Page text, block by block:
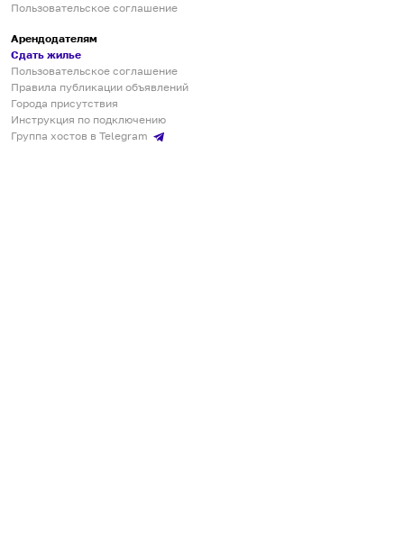
Пользовательское соглашение
Арендодателям
Сдать жилье
Пользовательское соглашение
Правила публикации объявлений
Города присутствия
Инструкция по подключению
Группа хостов в Telegram